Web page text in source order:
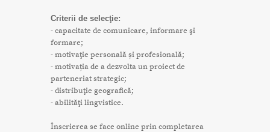
Criterii de selecţie:
- capacitate de comunicare, informare şi
formare;
- motivaţie personală și profesională;
- motivația de a dezvolta un proiect de
parteneriat strategic;
- distribuţie geografică;
- abilităţi lingvistice.
Înscrierea se face online prin completarea